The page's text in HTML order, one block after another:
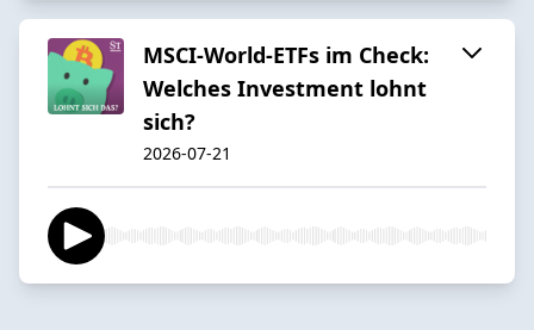
MSCI-World-ETFs im Check:
Welches Investment lohnt
sich?
2026-07-21